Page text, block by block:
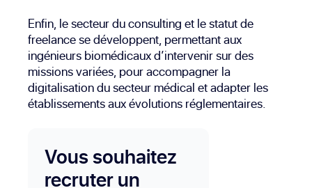
Enfin, le secteur du consulting et le statut de
freelance se développent, permettant aux
ingénieurs biomédicaux d’intervenir sur des
missions variées, pour accompagner la
digitalisation du secteur médical et adapter les
établissements aux évolutions réglementaires.
Vous souhaitez
recruter un